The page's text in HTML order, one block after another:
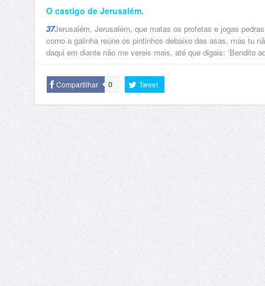
O castigo de Jerusalém.
37Jerusalém, Jerusalém, que matas os profetas e jogas
como a galinha reúne os pintinhos debaixo das asas, mas tu
daqui em diante não me vereis mais, até que digais: ‘Bendito
Compartilhar 0 Tweet